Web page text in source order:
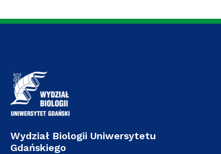
Wydział Biologii Uniwersytetu
Gdańskiego